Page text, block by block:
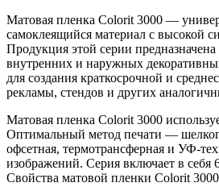
Матовая пленка Colorit 3000 —
самоклеящийся материал с высокой
Продукция этой серии
внутренних и наружных
для создания краткосрочной и
рекламы, стендов и других
Матовая пленка Colorit 3000
Оптимальный метод печати —
офсетная, термотрансферная и УФ-
изображений. Серия включает в себя
Свойства матовой пленки Colorit